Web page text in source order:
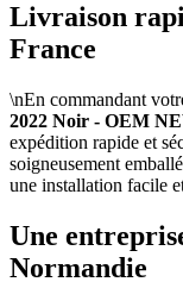
Livraison
France
\nEn commandant
2022 Noir - OEM
expédition rapide et
soigneusement
une installation facile
Une
Normandie